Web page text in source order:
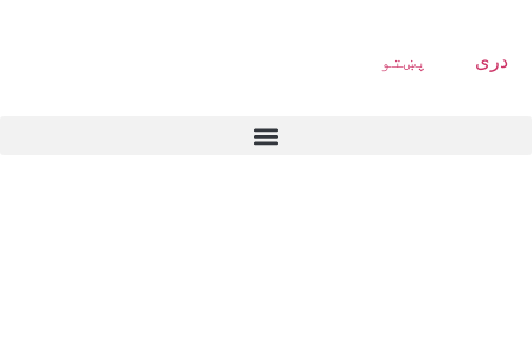
دری پښتو